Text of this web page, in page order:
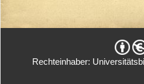
Rechteinhaber: